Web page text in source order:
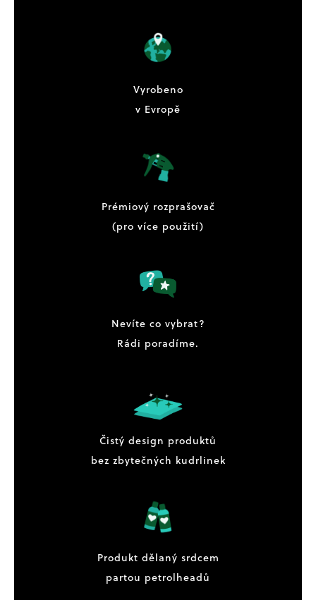
Vyrobeno
v Evropě
Prémiový rozprašovač
(pro více použití)
Nevíte co vybrat?
Rádi poradíme.
Čistý design produktů
bez zbytečných kudrlinek
Produkt dělaný srdcem
partou petrolheadů